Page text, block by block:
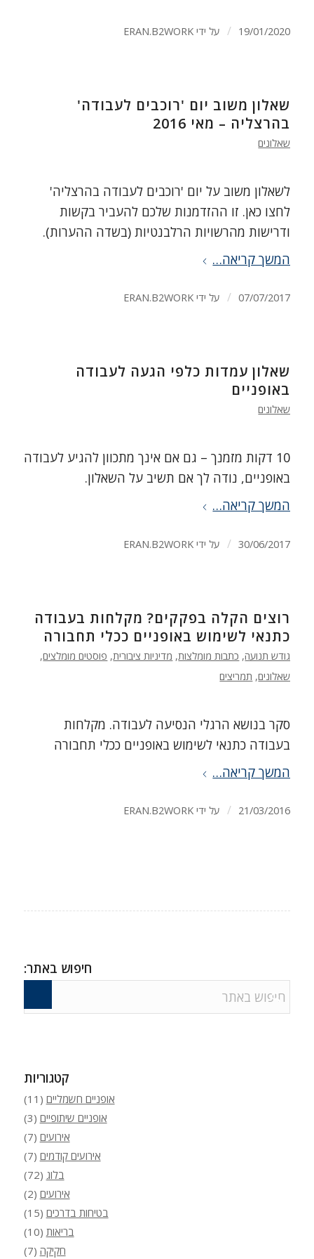
19/01/2020
/ על ידי ERAN.B2WORK
שאלון משוב יום 'רוכבים לעבודה'
בהרצליה – מאי 2016
שאלונים
לשאלון משוב על יום 'רוכבים לעבודה בהרצליה'
לחצו כאן. זו ההזדמנות שלכם להעביר בקשות
ודרישות מהרשויות הרלבנטיות (בשדה ההערות).
המשך קריאה…
07/07/2017
/ על ידי ERAN.B2WORK
שאלון עמדות כלפי הגעה לעבודה
באופניים
שאלונים
10 דקות מזמנך – גם אם אינך מתכוון להגיע לעבודה
באופניים, נודה לך אם תשיב על השאלון.
המשך קריאה…
30/06/2017
/ על ידי ERAN.B2WORK
רוצים הקלה בפקקים? מקלחות בעבודה
כתנאי לשימוש באופניים ככלי תחבורה
גודש תנועה, כתבות מומלצות, מדיניות ציבורית, פוסטים מומלצים,
שאלונים, תמריצים
סקר בנושא הרגלי הנסיעה לעבודה. מקלחות
בעבודה כתנאי לשימוש באופניים ככלי תחבורה
המשך קריאה…
21/03/2016
/ על ידי ERAN.B2WORK
חיפוש באתר:
קטגוריות
אופניים חשמליים (11)
אופניים שיתופיים (3)
אירועים (7)
אירועים קודמים (7)
בלוג (72)
אירועים (2)
בטיחות בדרכים (15)
בריאות (10)
חקיקה (7)